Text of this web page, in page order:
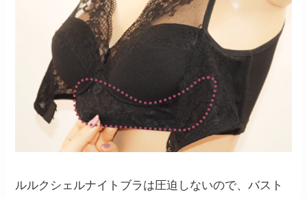
ルルクシェルナイトブラは圧迫しないので、バスト